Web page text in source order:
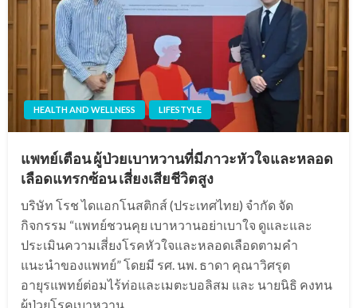
HEALTH AND WELLNESS LIFESTYLE
แพทย์เตือน ผู้ป่วยเบาหวานที่มีภาวะหัวใจและหลอด
เลือดแทรกซ้อน เสี่ยงเสียชีวิตสูง
บริษัท โรช ไดแอกโนสติกส์ (ประเทศไทย) จำกัด จัด
กิจกรรม “แพทย์ชวนคุย เบาหวานอย่าเบาใจ ดูและและ
ประเมินความเสี่ยงโรคหัวใจและหลอดเลือดตามคำ
แนะนำของแพทย์” โดยมี รศ. นพ. ธาดา คุณาวิศรุต
อายุรแพทย์ต่อมไร้ท่อและเมตะบอลิสม และ นายนิธิ คงทน
ผู้ป่วยโรคเบาหวาน